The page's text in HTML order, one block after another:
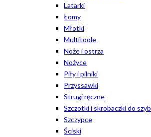
Latarki
Łomy
Młotki
Multitoole
Noże i ostrza
Nożyce
Piły i pilniki
Przyssawki
Strugi ręczne
Szczotki i skrobaczki do szyb
Szczypce
Ściski